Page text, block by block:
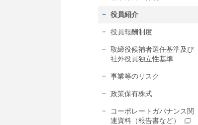
役員紹介
役員報酬制度
取締役候補者選任基準及び
社外役員独立性基準
事業等のリスク
政策保有株式
コーポレートガバナンス関
連資料（報告書など）